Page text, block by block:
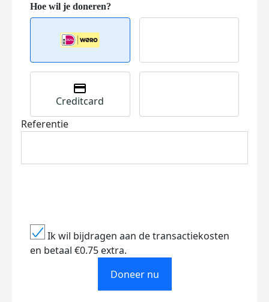
Creditcard
Referentie
Ik wil bijdragen aan de transactiekosten
en betaal €0.75 extra.
Doneer nu